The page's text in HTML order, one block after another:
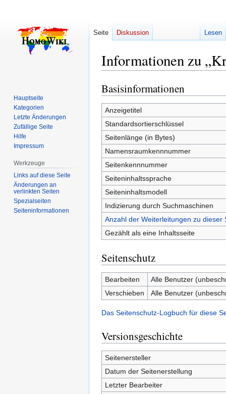
Informationen zu
Zur
Navigation
springen
Zur
Suche
springen
Basisinformationen
Anzeigetitel
Standardsortierschlüssel
Seitenlänge (in Bytes)
Namensraumkennnummer
Seitenkennnummer
Seiteninhaltssprache
Seiteninhaltsmodell
Indizierung durch Suchmaschinen
Anzahl der Weiterleitungen zu dieser
Gezählt als eine Inhaltsseite
Seitenschutz
Bearbeiten
Alle Benutzer
Verschieben
Alle Benutzer
Das Seitenschutz-Logbuch für diese
Versionsgeschichte
Seitenersteller
Datum der Seitenerstellung
Letzter Bearbeiter
Seite Diskussion Lesen
Hauptseite
Kategorien
Letzte Änderungen
Zufällige Seite
Hilfe
Impressum
Werkzeuge
Links auf diese Seite
Änderungen an
verlinkten Seiten
Spezialseiten
Seiten­­informationen